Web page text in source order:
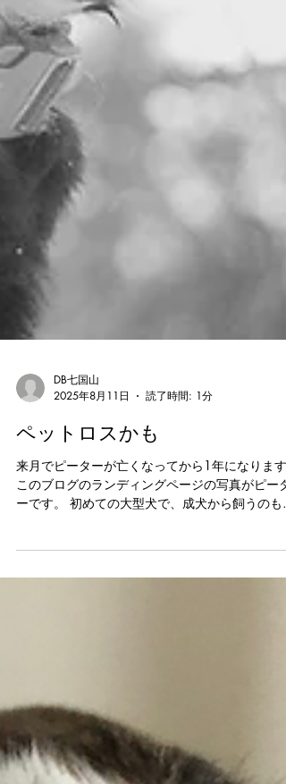
DB七国山
ペットロスかも
ーです。 初めての大型犬で、成犬から飼うのも初
めてのことでした。 ピーターとは12年と4カ月一